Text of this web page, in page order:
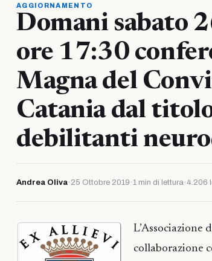
AGGIORNAMENTO
Domani sabato
ore 17:30
Magna del
Catania dal
debilitanti
Andrea Oliva· 25 Ottobre 2019 ·1 min di lettura· 4.206
L’Associazione
collaborazione